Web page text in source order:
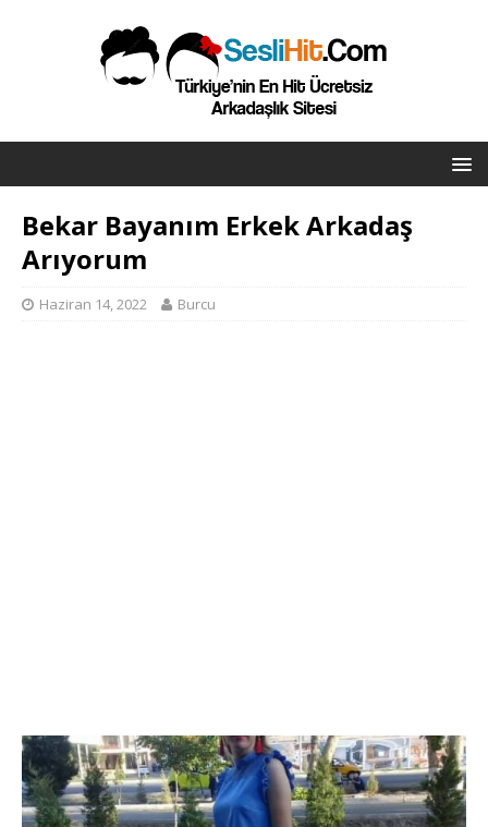
Bekar Bayanım Erkek Arkadaş
Arıyorum
Haziran 14, 2022 Burcu